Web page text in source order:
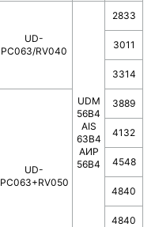
UD-
PC063/RV040
UDM
56B4
AIS
63B4
АИР
56В4
2833
3011
3314
UD-
PC063+RV050
3889
4132
4548
4840
4840